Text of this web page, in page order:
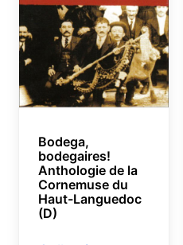
Bodega,
bodegaires!
Anthologie de la
Cornemuse du
Haut-Languedoc
(D)